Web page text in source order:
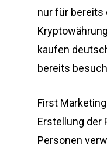
nur für bereits
kaufen
bereits
First
Erstellung der
Personen